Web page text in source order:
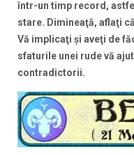
într-un timp record,
stare. Dimineaţă, aflaţi
Vă implicaţi şi aveţi de
sfaturile unei rude vă
contradictorii.